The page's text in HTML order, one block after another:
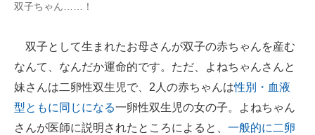
双子ちゃん……！
双子として生まれたお母さんが双子の赤ちゃんを産む
なんて、なんだか運命的です。ただ、よねちゃんさんと
妹さんは二卵性双生児で、2人の赤ちゃんは性別・血液
型ともに同じになる一卵性双生児の女の子。よねちゃん
さんが医師に説明されたところによると、 一般的に二卵